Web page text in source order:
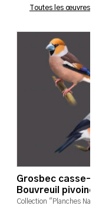
Toutes les œuvres
Grosbec casse-
Bouvreuil pivoine
Collection "Planches